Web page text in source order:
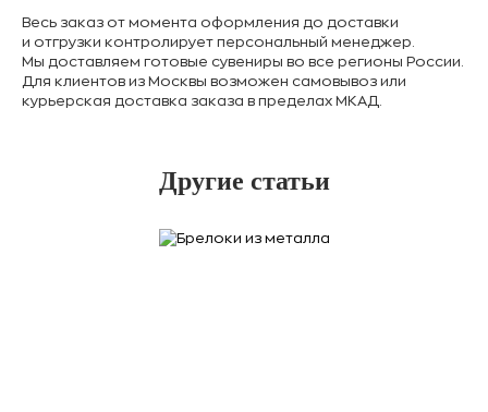
Весь заказ от момента оформления до доставки
и отгрузки контролирует персональный менеджер.
Мы доставляем готовые сувениры во все регионы России.
Для клиентов из Москвы возможен самовывоз или
курьерская доставка заказа в пределах МКАД.
Другие статьи